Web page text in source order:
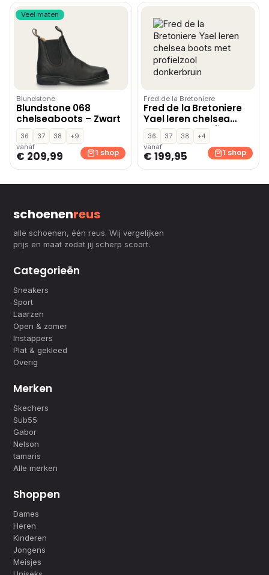
Veel maten
Blundstone
Blundstone 068
chelseaboots – Zwart
36 37 38
+9
vanaf
€ 209,99 1 shop
Fred de la Bretoniere
Fred de la Bretoniere
Yael leren chelsea
boots met profielzool
donkerbruin
36 37 38
+4
vanaf
€ 199,95 1 shop
schoenenreus
alle schoenen, één reus. Wij vergelijken
prijs en maat zodat jij scherp scoort.
Categorieën
Sneakers
Sport
Laarzen
Open & zomer
Instappers
Plat & gekleed
Overig
Merken
Skechers
Sub55
Gabor
Nelson
tamaris
Alle merken
Shoppen
Dames
Heren
Kinderen
Jongens
Meisjes